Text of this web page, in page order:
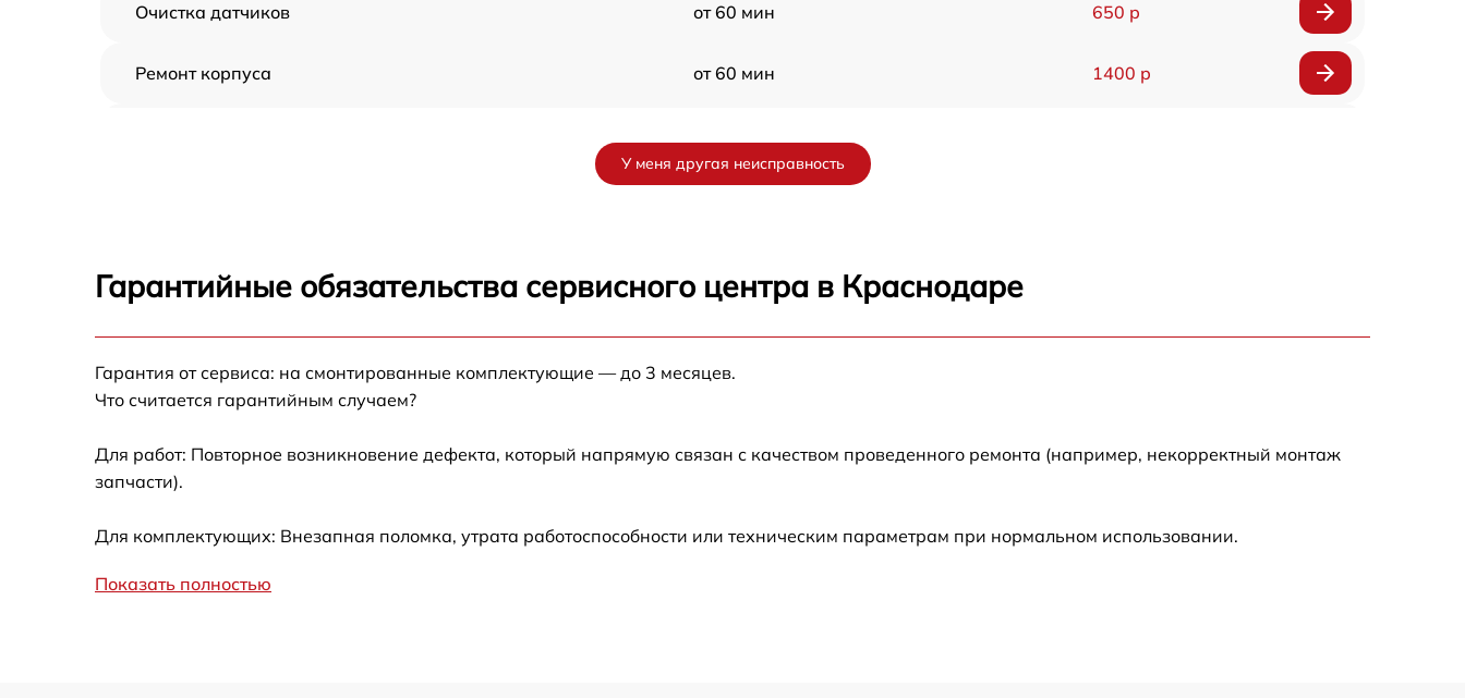
Очистка датчиков от 60 мин 650 р
Ремонт корпуса от 60 мин 1400 р
Устранение ошибок от 60 мин
У меня другая неисправность
Гарантийные обязательства сервисного центра в Краснодаре
Гарантия от сервиса: на смонтированные комплектующие — до 3 месяцев.
Что считается гарантийным случаем?
Для работ: Повторное возникновение дефекта, который напрямую связан с качеством проведенного ремонта (например, некорректный монтаж
запчасти).
Для комплектующих: Внезапная поломка, утрата работоспособности или техническим параметрам при нормальном использовании.
Показать полностью